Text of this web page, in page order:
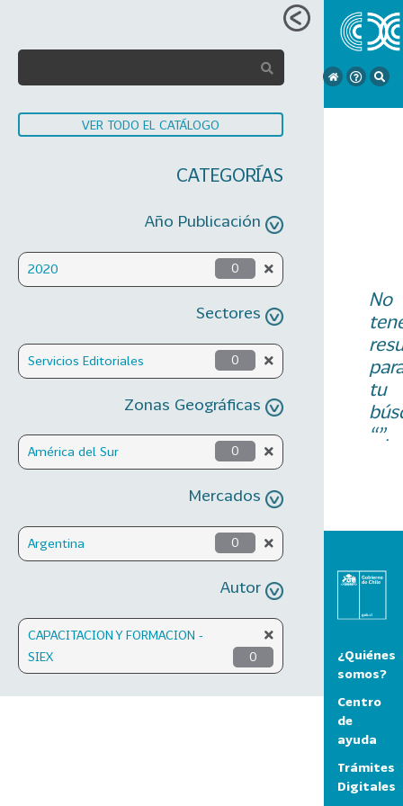
VER TODO EL CATÁLOGO
CATEGORÍAS
Año Publicación
2020 0
Sectores
Servicios Editoriales 0
Zonas Geográficas
América del Sur 0
Mercados
Argentina 0
Autor
CAPACITACION Y FORMACION -
SIEX
0
No
tu
“”.
¿Quiénes
somos?
Centro
de
ayuda
Trámites
Digitales